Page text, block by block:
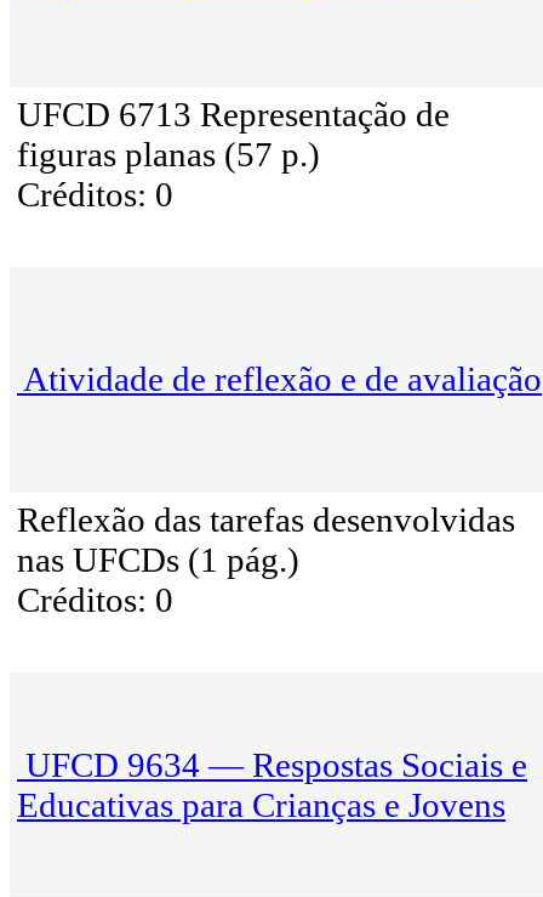
UFCD 6713 Representação de
figuras planas (57 p.)
Créditos: 0
Atividade de reflexão e de avaliação
Reflexão das tarefas desenvolvidas
nas UFCDs (1 pág.)
Créditos: 0
UFCD 9634 — Respostas Sociais e
Educativas para Crianças e Jovens